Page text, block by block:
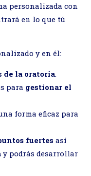
personalizada con
en lo que tú
y en él:
de la oratoria.
para gestionar el
forma eficaz para
fuertes así
y podrás desarrollar